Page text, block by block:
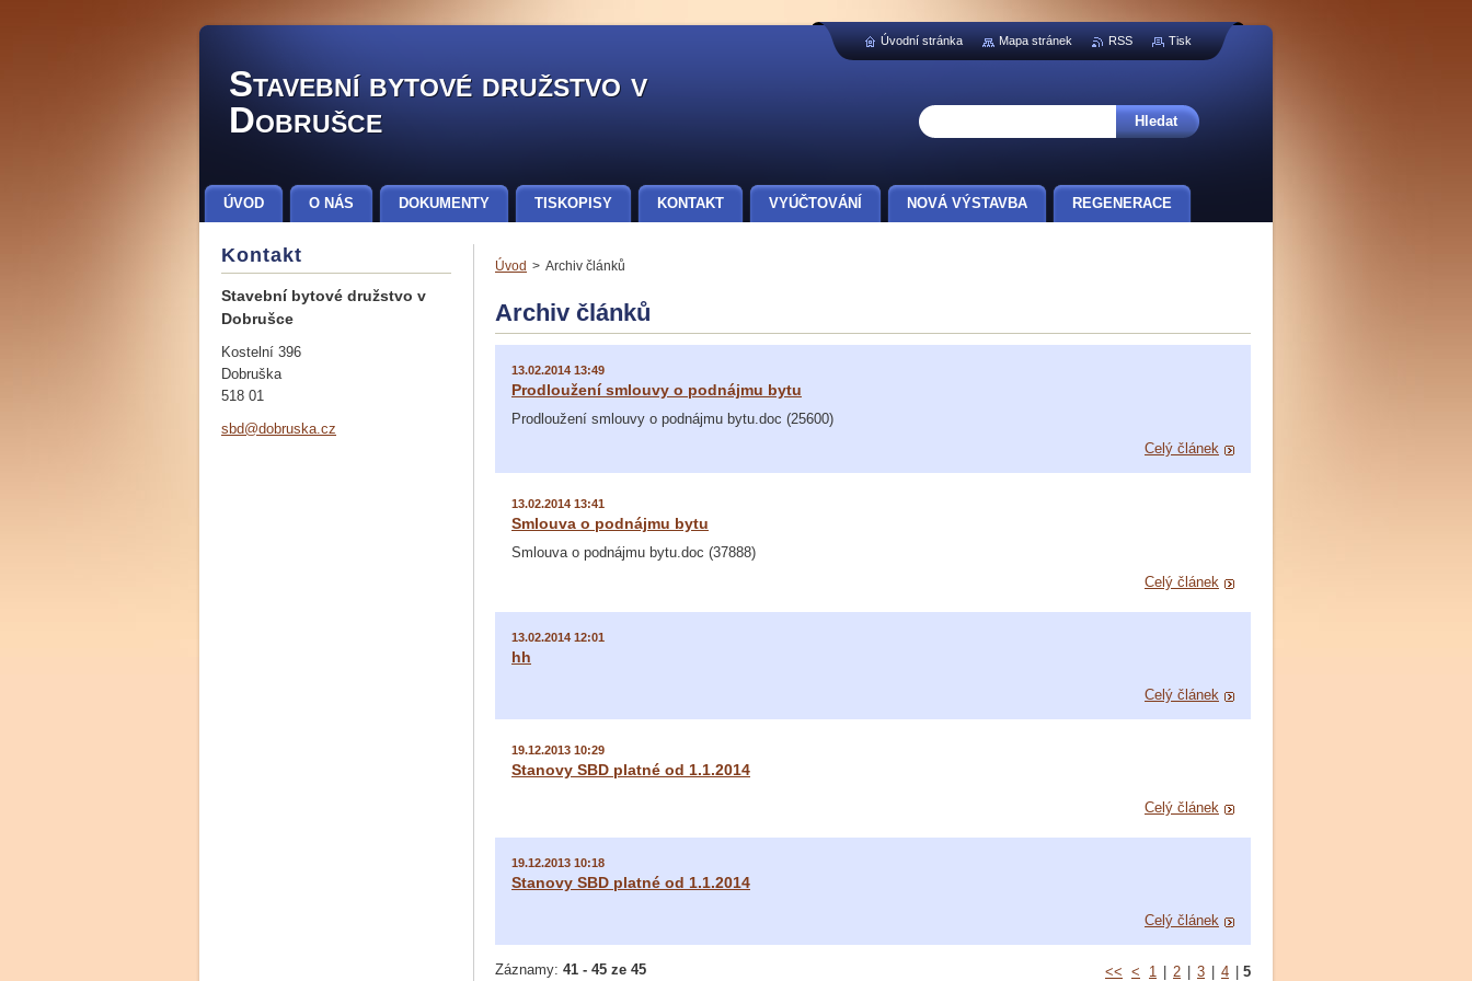
Stavební bytové družstvo v
Dobrušce
Úvod > Archiv článků
Archiv článků
13.02.2014 13:49
Prodloužení smlouvy o podnájmu bytu
Prodloužení smlouvy o podnájmu bytu.doc (25600)
Celý článek
13.02.2014 13:41
Smlouva o podnájmu bytu
Smlouva o podnájmu bytu.doc (37888)
Celý článek
13.02.2014 12:01
hh
Celý článek
19.12.2013 10:29
Stanovy SBD platné od 1.1.2014
Celý článek
19.12.2013 10:18
Stanovy SBD platné od 1.1.2014
Celý článek
Záznamy: 41 - 45 ze 45 << < 1 2 3 4 5
Kontakt
Stavební bytové družstvo v
Dobrušce
Kostelní 396
Dobruška
518 01
sbd@dobruska.cz
ÚVOD O NÁS DOKUMENTY TISKOPISY KONTAKT VYÚČTOVÁNÍ NOVÁ VÝSTAVBA REGENERACE
Úvodní stránka Mapa stránek RSS Tisk